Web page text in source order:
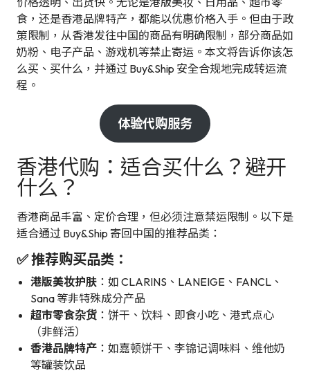
食，还是香港品牌特产，都能以优惠价格入手。但由于政
策限制，从香港发往中国的商品有明确限制，部分商品如
奶粉、电子产品、游戏机等禁止寄运。本文将告诉你该怎
么买、买什么，并通过 Buy&Ship 安全合规地完成转运流
程。
体验代购服务
香港代购：适合买什么？避开
什么？
香港商品丰富、定价合理，但必须注意禁运限制。以下是
适合通过 Buy&Ship 寄回中国的推荐品类：
✅ 推荐购买品类：
港版美妆护肤 ：如 CLARINS、LANEIGE、FANCL、
Sana 等非特殊成分产品
超市零食杂货 ：饼干、饮料、即食小吃、港式点心
（非鲜活）
香港品牌特产 ：如嘉顿饼干、李锦记调味料、维他奶
等罐装饮品